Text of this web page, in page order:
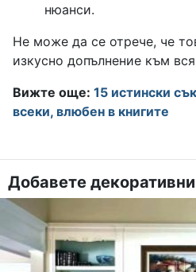
нюанси.
Не може да се отрече, че
изкусно допълнение към
Вижте още: 15 истински
всеки, влюбен в книгите
Добавете